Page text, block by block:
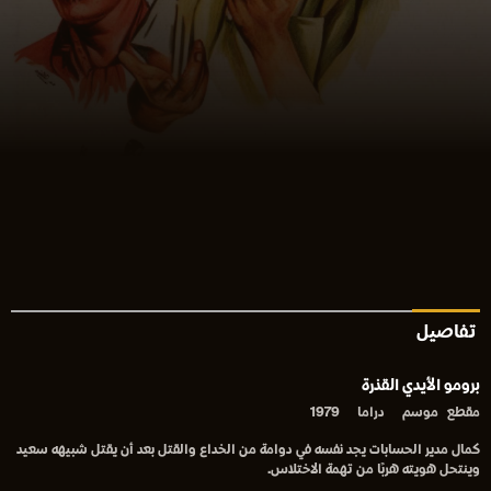
تفاصيل
برومو الأيدي القذرة
مقطع موسم دراما 1979
كمال مدير الحسابات يجد نفسه في دوامة من الخداع والقتل بعد أن يقتل شبيهه سعيد
وينتحل هويته هربًا من تهمة الاختلاس.